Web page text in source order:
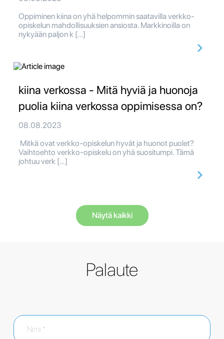
Oppiminen kiina on yhä helpommin saatavilla verkko-
opiskelun mahdollisuuksien ansiosta. Markkinoilla on
nykyään paljon k […]
kiina verkossa - Mitä hyviä ja huonoja
puolia kiina verkossa oppimisessa on?
08.08.2023
Mitkä ovat verkko-opiskelun hyvät ja huonot puolet?
Vaihtoehto verkko-opiskelu on yhä suositumpi. Tämä
johtuu verk […]
Näytä kaikki
Palaute